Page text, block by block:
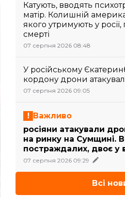
Катують, вводять
матір. Колишній
якого утримують у
смерті
07 серпня 2026 08:48
У російському
кордону дрони
07 серпня 2026 09:05
Важливо
росіяни атакували
на ринку на Сумщині.
постраждалих, двоє у
07 серпня 2026 09:29
Всі